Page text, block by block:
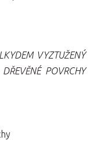
VYZTUŽENÝ
POVRCHY